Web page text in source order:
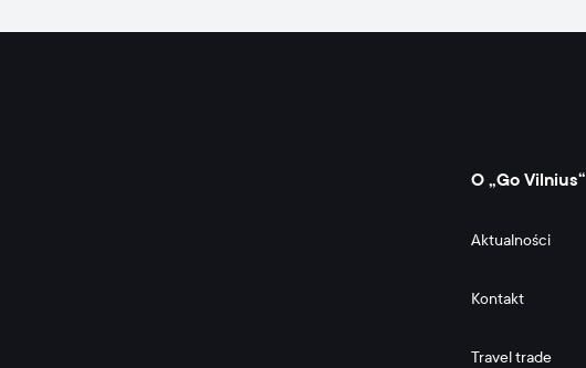
O „Go Vilnius“
Aktualności
Kontakt
Travel trade